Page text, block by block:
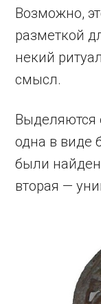
Возможно,
разметкой
некий
смысл.
Выделяются
одна в виде
были
вторая —